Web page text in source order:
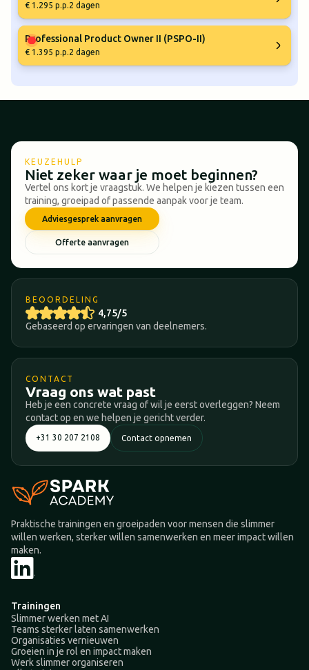
€ 1.295 p.p.2 dagen
Professional Product Owner II (PSPO-II)
€ 1.395 p.p.2 dagen
KEUZEHULP
Niet zeker waar je moet beginnen?
Vertel ons kort je vraagstuk. We helpen je kiezen tussen een
training, groeipad of passende aanpak voor je team.
Adviesgesprek aanvragen
Offerte aanvragen
BEOORDELING
4,75/5
Gebaseerd op ervaringen van deelnemers.
CONTACT
Vraag ons wat past
Heb je een concrete vraag of wil je eerst overleggen? Neem
contact op en we helpen je gericht verder.
+31 30 207 2108 Contact opnemen
Praktische trainingen en groeipaden voor mensen die slimmer
willen werken, sterker willen samenwerken en meer impact willen
maken.
Trainingen
Slimmer werken met AI
Teams sterker laten samenwerken
Organisaties vernieuwen
Groeien in je rol en impact maken
Werk slimmer organiseren